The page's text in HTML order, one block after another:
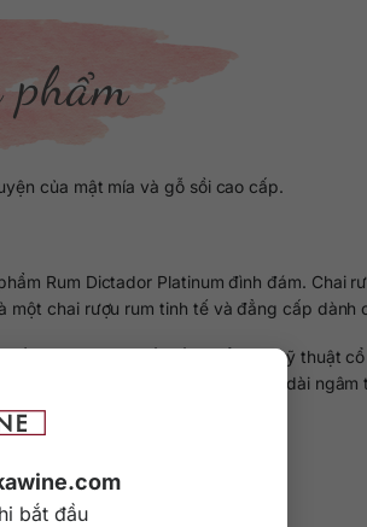
bắt đầu
phẩm
của mật mía và gỗ sồi cao cấp.
Rum Dictador Platinum đình đám. Chai
chai rượu rum tinh tế và đẳng cấp dành
trong những nồi đồng cổ theo kỹ thuật
đa dạng thùng ủ cùng thời gian dài